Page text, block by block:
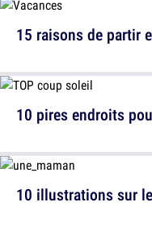
10 pires endroits
15 raisons de partir
10 illustrations sur